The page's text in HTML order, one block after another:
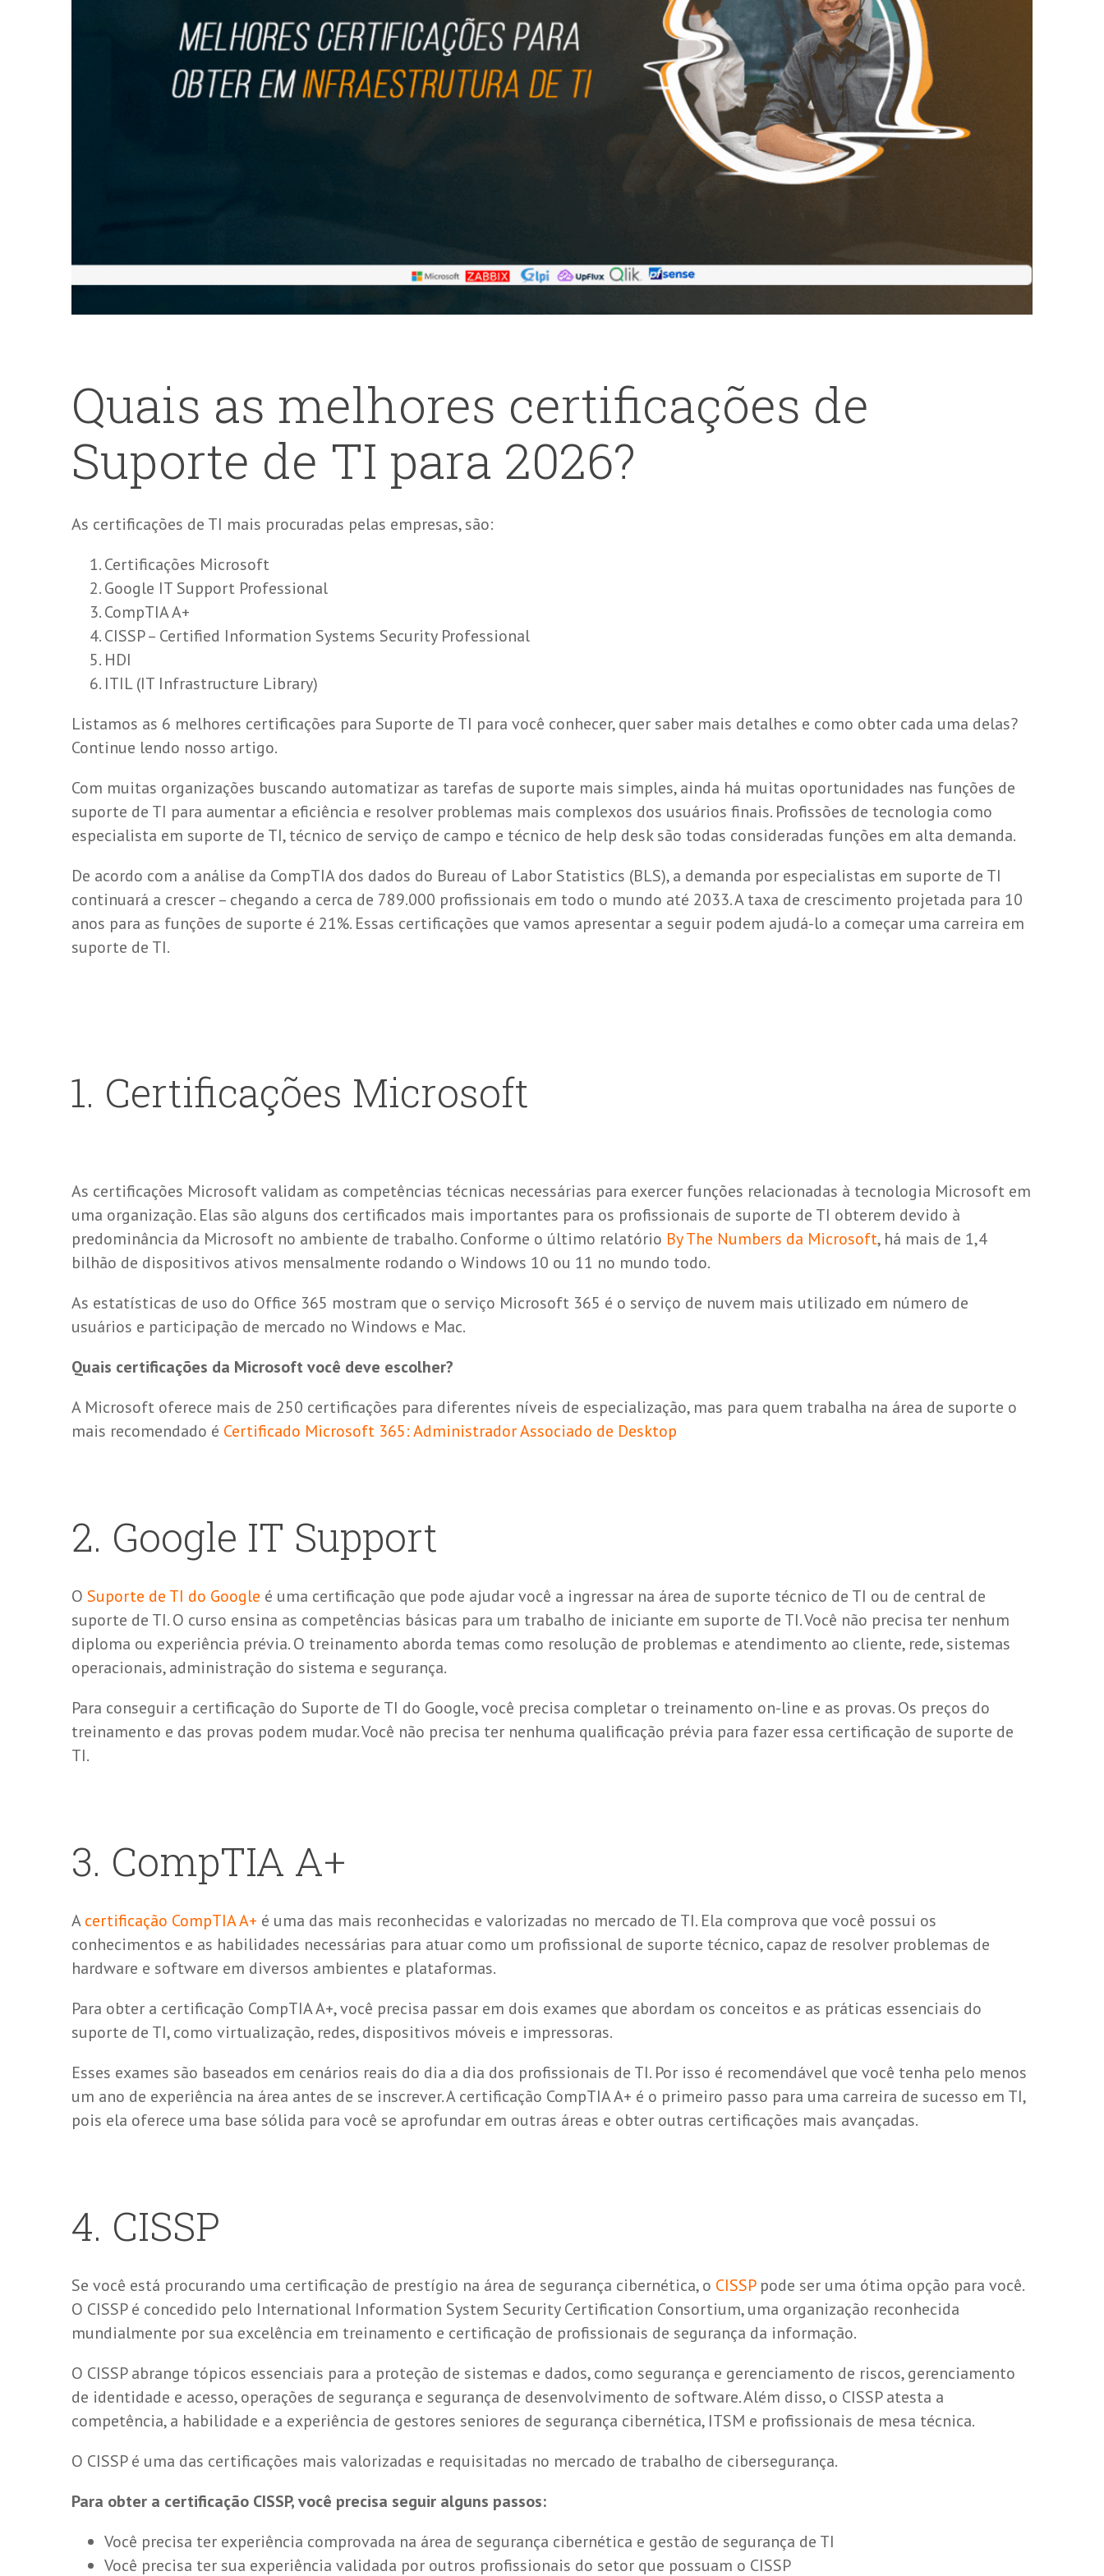
Quais as melhores certificações de
Suporte de TI para 2026?
As certificações de TI mais procuradas pelas empresas, são:
Certificações Microsoft
Google IT Support Professional
CompTIA A+
CISSP – Certified Information Systems Security Professional
HDI
ITIL (IT Infrastructure Library)
Listamos as 6 melhores certificações para Suporte de TI para você conhecer, quer saber mais detalhes e como obter cada uma delas?
Continue lendo nosso artigo.
Com muitas organizações buscando automatizar as tarefas de suporte mais simples, ainda há muitas oportunidades nas funções de
suporte de TI para aumentar a eficiência e resolver problemas mais complexos dos usuários finais. Profissões de tecnologia como
especialista em suporte de TI, técnico de serviço de campo e técnico de help desk são todas consideradas funções em alta demanda.
De acordo com a análise da CompTIA dos dados do Bureau of Labor Statistics (BLS), a demanda por especialistas em suporte de TI
continuará a crescer – chegando a cerca de 789.000 profissionais em todo o mundo até 2033. A taxa de crescimento projetada para 10
anos para as funções de suporte é 21%. Essas certificações que vamos apresentar a seguir podem ajudá-lo a começar uma carreira em
suporte de TI.
Certificações Microsoft
As certificações Microsoft validam as competências técnicas necessárias para exercer funções relacionadas à tecnologia Microsoft em
uma organização. Elas são alguns dos certificados mais importantes para os profissionais de suporte de TI obterem devido à
predominância da Microsoft no ambiente de trabalho. Conforme o último relatório By The Numbers da Microsoft, há mais de 1,4
bilhão de dispositivos ativos mensalmente rodando o Windows 10 ou 11 no mundo todo.
As estatísticas de uso do Office 365 mostram que o serviço Microsoft 365 é o serviço de nuvem mais utilizado em número de
usuários e participação de mercado no Windows e Mac.
Quais certificações da Microsoft você deve escolher?
A Microsoft oferece mais de 250 certificações para diferentes níveis de especialização, mas para quem trabalha na área de suporte o
mais recomendado é Certificado Microsoft 365: Administrador Associado de Desktop
2. Google IT Support
O Suporte de TI do Google é uma certificação que pode ajudar você a ingressar na área de suporte técnico de TI ou de central de
suporte de TI. O curso ensina as competências básicas para um trabalho de iniciante em suporte de TI. Você não precisa ter nenhum
diploma ou experiência prévia. O treinamento aborda temas como resolução de problemas e atendimento ao cliente, rede, sistemas
operacionais, administração do sistema e segurança.
Para conseguir a certificação do Suporte de TI do Google, você precisa completar o treinamento on-line e as provas. Os preços do
treinamento e das provas podem mudar. Você não precisa ter nenhuma qualificação prévia para fazer essa certificação de suporte de
TI.
3. CompTIA A+
Acertificação CompTIA A+ é uma das mais reconhecidas e valorizadas no mercado de TI. Ela comprova que você possui os
conhecimentos e as habilidades necessárias para atuar como um profissional de suporte técnico, capaz de resolver problemas de
hardware e software em diversos ambientes e plataformas.
Para obter a certificação CompTIA A+, você precisa passar em dois exames que abordam os conceitos e as práticas essenciais do
suporte de TI, como virtualização, redes, dispositivos móveis e impressoras.
Esses exames são baseados em cenários reais do dia a dia dos profissionais de TI. Por isso é recomendável que você tenha pelo menos
um ano de experiência na área antes de se inscrever. A certificação CompTIA A+ é o primeiro passo para uma carreira de sucesso em TI,
pois ela oferece uma base sólida para você se aprofundar em outras áreas e obter outras certificações mais avançadas.
4. CISSP
Se você está procurando uma certificação de prestígio na área de segurança cibernética, o CISSPpode ser uma ótima opção para você.
O CISSP é concedido pelo International Information System Security Certification Consortium, uma organização reconhecida
mundialmente por sua excelência em treinamento e certificação de profissionais de segurança da informação.
O CISSP abrange tópicos essenciais para a proteção de sistemas e dados, como segurança e gerenciamento de riscos, gerenciamento
de identidade e acesso, operações de segurança e segurança de desenvolvimento de software. Além disso, o CISSP atesta a
competência, a habilidade e a experiência de gestores seniores de segurança cibernética, ITSM e profissionais de mesa técnica.
O CISSP é uma das certificações mais valorizadas e requisitadas no mercado de trabalho de cibersegurança.
Para obter a certificação CISSP, você precisa seguir alguns passos:
Você precisa ter experiência comprovada na área de segurança cibernética e gestão de segurança de TI
Você precisa ter sua experiência validada por outros profissionais do setor que possuam o CISSP